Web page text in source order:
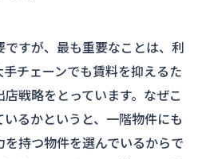
すが、最も重要なことは、利
チェーンでも賃料を抑えるた
戦略をとっています。なぜこ
るかというと、一階物件にも
を持つ物件を選んでいるからで